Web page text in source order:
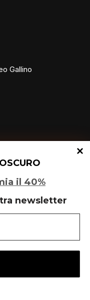
il 40%
newsletter
Gallino
per la comunicazione